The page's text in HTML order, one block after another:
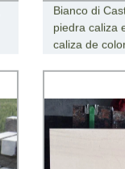
Bianco di
piedra caliza
caliza de